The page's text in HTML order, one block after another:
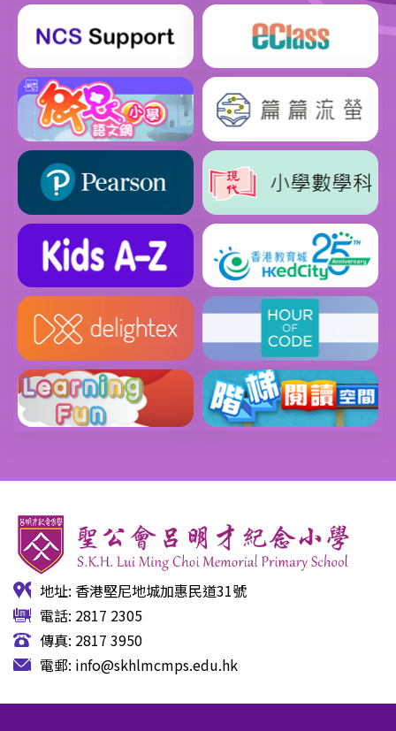
地址: 香港堅尼地城加惠民道31號
電話: 2817 2305
傳真: 2817 3950
電郵: info@skhlmcmps.edu.hk